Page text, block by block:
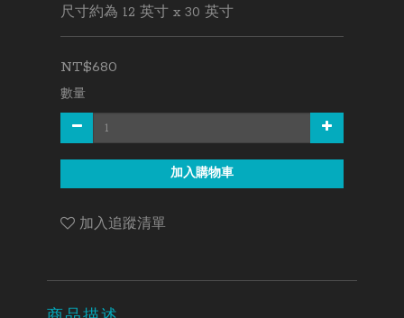
尺寸約為 12 英寸 x 30 英寸
NT$680
數量
加入購物車
加入追蹤清單